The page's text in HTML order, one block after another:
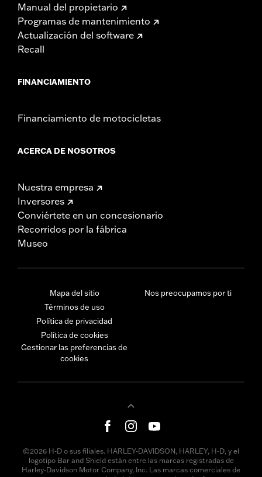
Manual del propietario
Programas de mantenimiento
Actualización del software
Recall
FINANCIAMIENTO
Financiamiento de motocicletas
ACERCA DE NOSOTROS
Nuestra empresa
Inversores
Conviértete en un concesionario
Recorridos por la fábrica
Museo
Mapa del sitio
Términos de uso
Política de privacidad
Política de cookies
Gestionar las preferencias de
cookies
Nos preocupamos por ti
©2026 H-D o sus filiales. HARLEY-DAVIDSON, HARLEY, H-D, y el
logotipo Bar and Shield están entre las marcas registradas de
Harley-Davidson Motor Company, Inc. Las marcas comerciales de